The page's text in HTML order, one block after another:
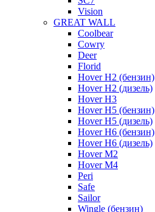
Vision
GREAT WALL
Coolbear
Cowry
Deer
Florid
Hover H2 (бензин)
Hover H2 (дизель)
Hover H3
Hover H5 (бензин)
Hover H5 (дизель)
Hover H6 (бензин)
Hover H6 (дизель)
Hover M2
Hover M4
Peri
Safe
Sailor
Wingle (бензин)